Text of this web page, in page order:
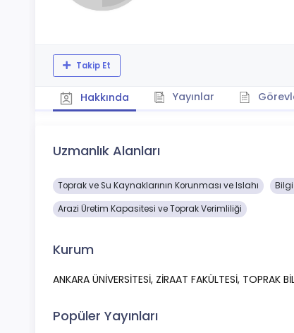
Takip Et
Hakkında Yayınlar
Uzmanlık Alanları
Toprak ve Su Kaynaklarının Korunması ve Islahı
Arazi Üretim Kapasitesi ve Toprak Verimliliği
Kurum
ANKARA ÜNİVERSİTESİ, ZİRAAT FAKÜLTESİ, TOPRAK
Popüler Yayınları